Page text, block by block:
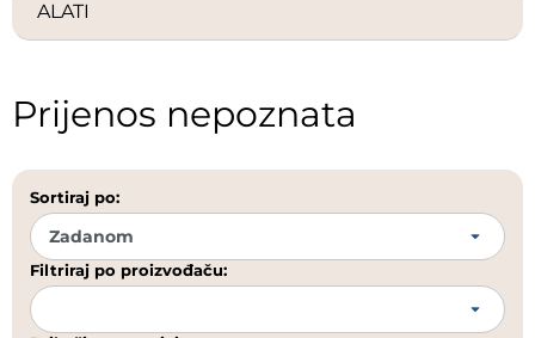
ALATI
Prijenos nepoznata
Sortiraj po:
Filtriraj po proizvođaču: